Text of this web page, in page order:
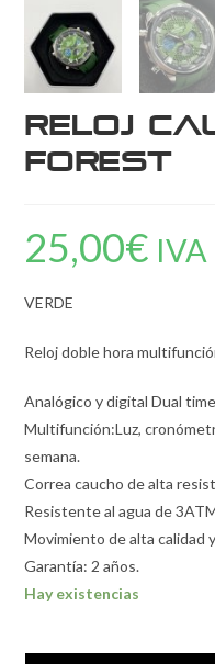
Reloj
Forest
25,00€ IVA
VERDE
Reloj doble hora
Analógico y digital Dual
Multifunción:Luz,
semana.
Correa caucho de alta
Resistente al agua de
Movimiento de alta calidad
Garantía: 2 años.
Hay existencias